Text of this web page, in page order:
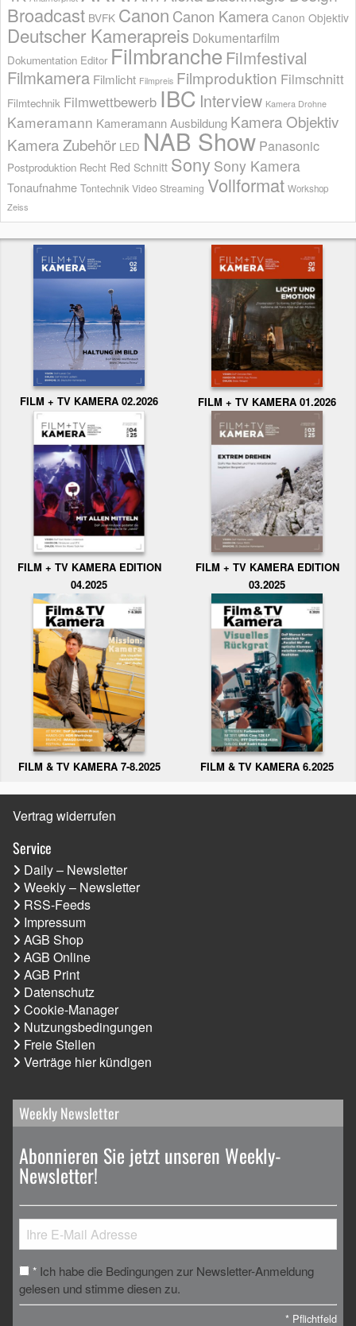
Broadcast BVFK Canon Canon Kamera Canon Objektiv
Deutscher Kamerapreis Dokumentarfilm
Dokumentation Editor Filmbranche Filmfestival
Filmkamera Filmlicht Filmpreis Filmproduktion Filmschnitt
Filmtechnik Filmwettbewerb IBC Interview Kamera Drohne
Kameramann Kameramann Ausbildung Kamera Objektiv
Kamera Zubehör LED NAB Show Panasonic
Postproduktion Recht Red Schnitt Sony Sony Kamera
Tonaufnahme Tontechnik Video Streaming Vollformat Workshop
Zeiss
FILM + TV KAMERA 02.2026 FILM + TV KAMERA 01.2026
FILM + TV KAMERA EDITION
04.2025
FILM + TV KAMERA EDITION
03.2025
FILM & TV KAMERA 7-8.2025 FILM & TV KAMERA 6.2025
Vertrag widerrufen
Service
Daily – Newsletter
Weekly – Newsletter
RSS-Feeds
Impressum
AGB Shop
AGB Online
AGB Print
Datenschutz
Cookie-Manager
Nutzungsbedingungen
Freie Stellen
Verträge hier kündigen
Weekly Newsletter
Abonnieren Sie jetzt unseren Weekly-
Newsletter!
* Ich habe die Bedingungen zur Newsletter-Anmeldung
gelesen und stimme diesen zu.
* Pflichtfeld